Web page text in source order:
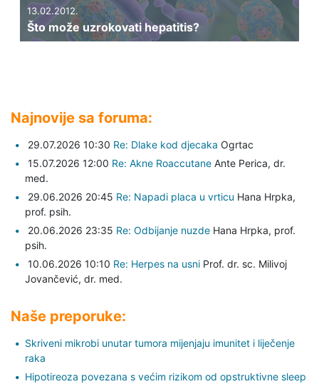
13.02.2012.
Što može uzrokovati hepatitis?
Najnovije sa foruma:
29.07.2026 10:30 Re: Dlake kod djecaka Ogrtac
15.07.2026 12:00 Re: Akne Roaccutane Ante Perica, dr.
med.
29.06.2026 20:45 Re: Napadi placa u vrticu Hana Hrpka,
prof. psih.
20.06.2026 23:35 Re: Odbijanje nuzde Hana Hrpka, prof.
psih.
10.06.2026 10:10 Re: Herpes na usni Prof. dr. sc. Milivoj
Jovančević, dr. med.
Naše preporuke:
Skriveni mikrobi unutar tumora mijenjaju imunitet i liječenje
raka
Hipotireoza povezana s većim rizikom od opstruktivne sleep